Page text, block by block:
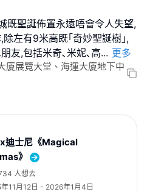
既聖誕佈置永遠唔會令人失望,
左有9米高既｢奇妙聖誕樹｣,
友,包括米奇､米妮､高... 更多
廈展覽大堂、海運大廈地下中
迪士尼《Magical
》
人想去
11月12日 - 2026年1月4日